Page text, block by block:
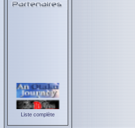
Liste complète